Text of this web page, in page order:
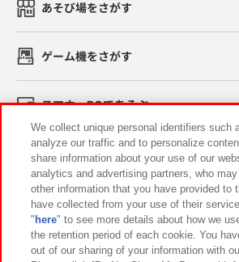
あそび場をさがす
ゲーム機をさがす
スマホ・PCであそぶ
イベント・キャンペーン
関連会社 サステナビリティ
プライバシーポリシー ウェブアクセシビ
We collect unique personal identifiers such
analyze our traffic and to personalize
share information about your use of our
analytics and advertising partners, who
other information that you have provided to
have collected from your use of their
" here" to see more details about how we
the retention period of each cookie. You
out of our sharing of your information with